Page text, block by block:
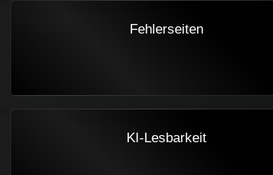
Fehlerseiten
KI-Lesbarkeit